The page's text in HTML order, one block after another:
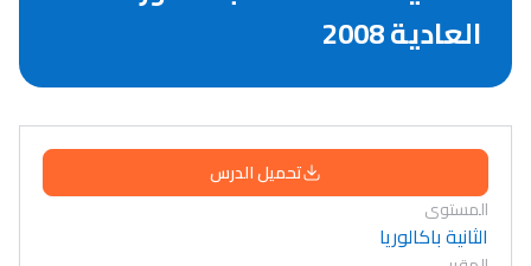
العادية 2008
تحميل الدرس
المستوى
الثانية باكالوريا